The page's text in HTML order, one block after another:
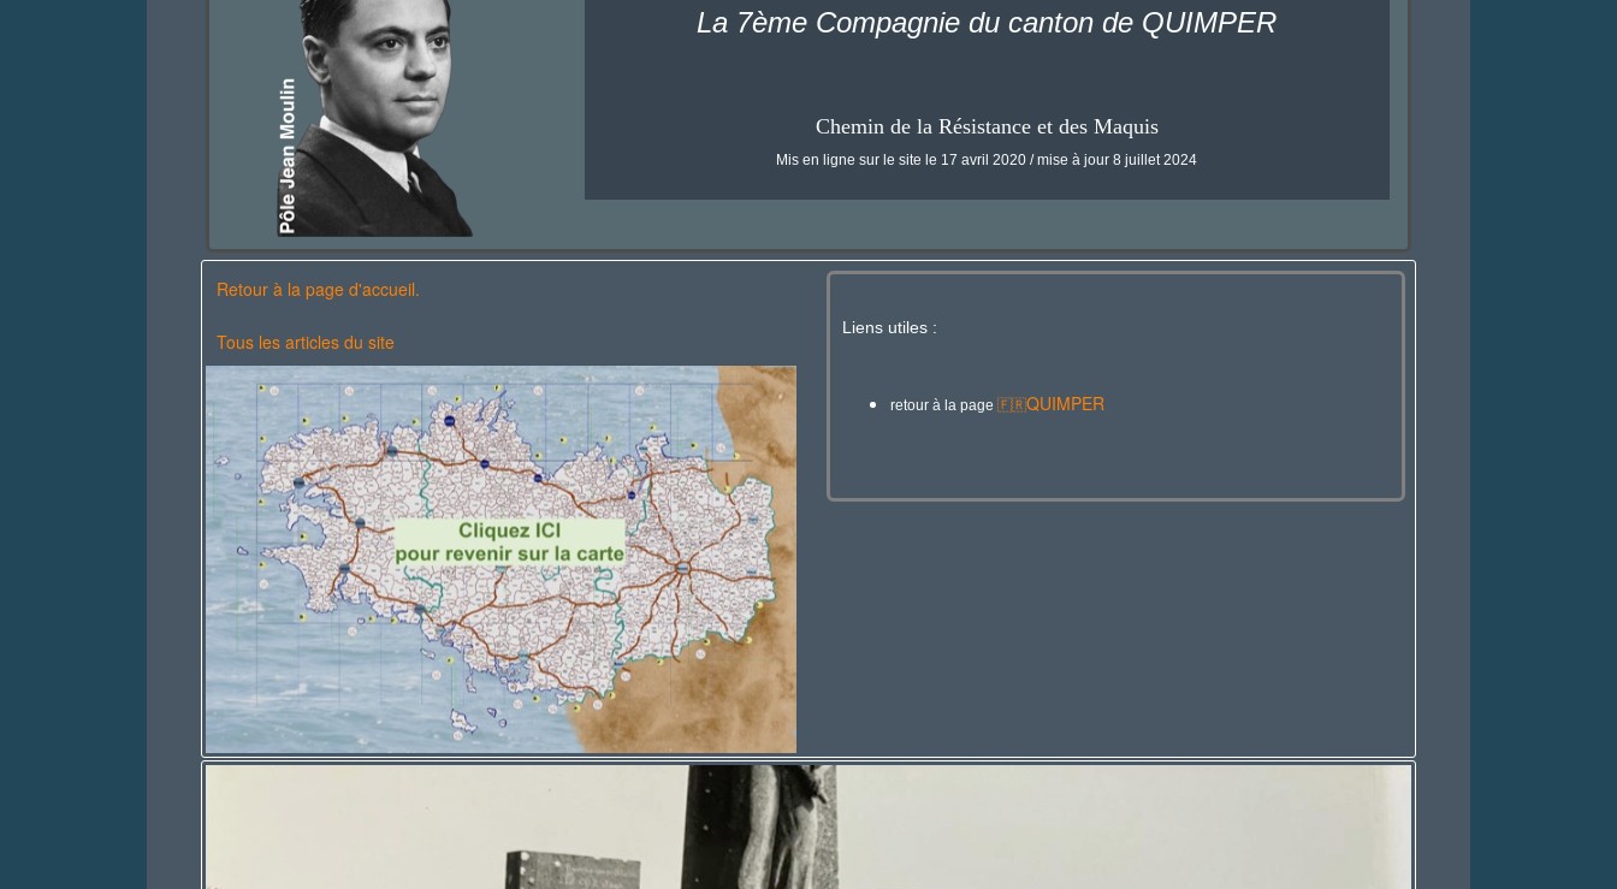
La 7ème Compagnie du canton de QUIMPER
Chemin de la Résistance et des Maquis
Mis en ligne sur le site le 17 avril 2020 / mise à jour 8 juillet 2024
Retour à la page d'accueil.
Tous les articles du site
Liens utiles :
retour à la page 🇫🇷QUIMPER